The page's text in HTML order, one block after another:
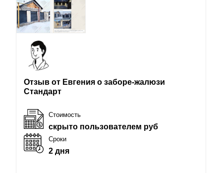
Отзыв от Евгения о заборе-жалюзи
Стандарт
Стоимость
скрыто пользователем руб
Сроки
2 дня